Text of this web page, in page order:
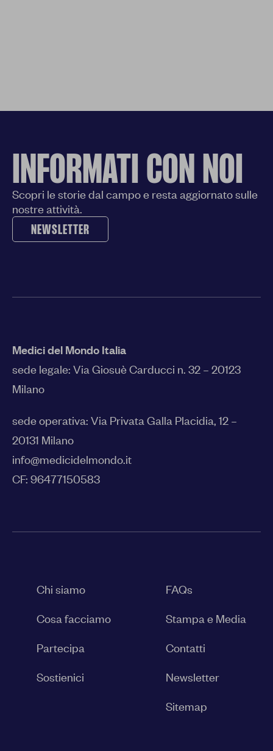
INFORMATI CON NOI
Scopri le storie dal campo e resta aggiornato sulle
nostre attività.
NEWSLETTER
Medici del Mondo Italia
sede legale: Via Giosuè Carducci n. 32 – 20123
Milano
sede operativa: Via Privata Galla Placidia, 12 –
20131 Milano
info@medicidelmondo.it
CF: 96477150583
Chi siamo
Cosa facciamo
Partecipa
Sostienici
FAQs
Stampa e Media
Contatti
Newsletter
Sitemap